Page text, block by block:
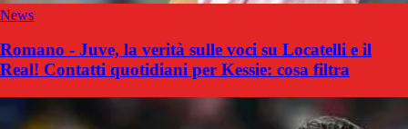
News
Romano - Juve, la verità sulle voci su Locatelli e il
Real! Contatti quotidiani per Kessie: cosa filtra